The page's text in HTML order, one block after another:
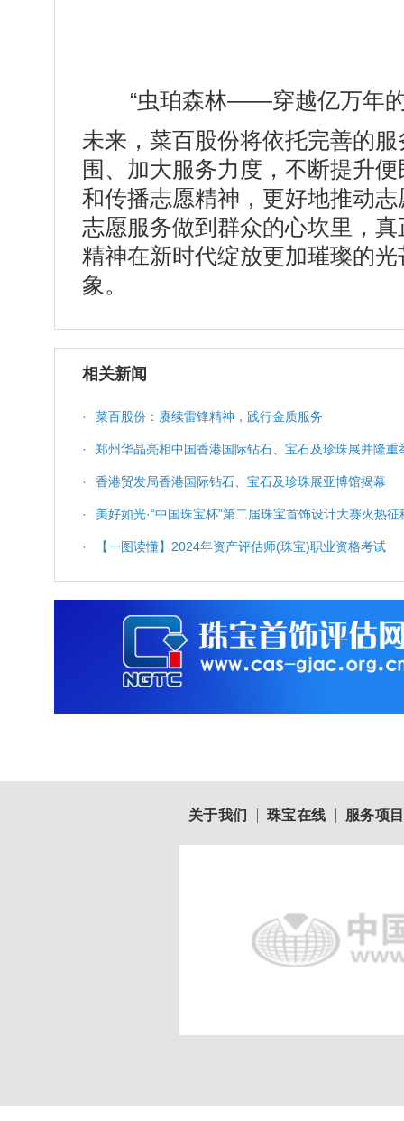
“虫珀森林——穿越亿万年
未来，菜百股份将依托完善的
围、加大服务力度，不断提升
和传播志愿精神，更好地推动
志愿服务做到群众的心坎里，
精神在新时代绽放更加璀璨的
象。
相关新闻
· 菜百股份：赓续雷锋精神，践行金质服务
· 郑州华晶亮相中国香港国际钻石、宝石及珍珠展并隆
· 香港贸发局香港国际钻石、宝石及珍珠展亚博馆揭幕
· 美好如光·“中国珠宝杯”第二届珠宝首饰设计大赛火热征
· 【一图读懂】2024年资产评估师(珠宝)职业资格考试
关于我们 珠宝在线 服务项目